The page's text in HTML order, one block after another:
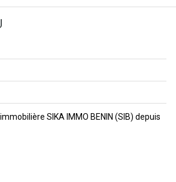
SIKA IMMO BENIN (SIB) depuis